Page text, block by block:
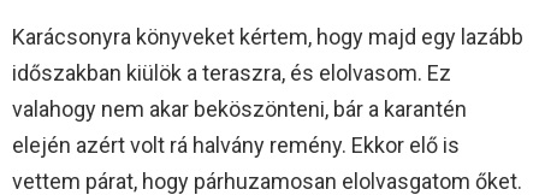
Karácsonyra könyveket kértem, hogy majd egy lazább
időszakban kiülök a teraszra, és elolvasom. Ez
valahogy nem akar beköszönteni, bár a karantén
elején azért volt rá halvány remény. Ekkor elő is
vettem párat, hogy párhuzamosan elolvasgatom őket.